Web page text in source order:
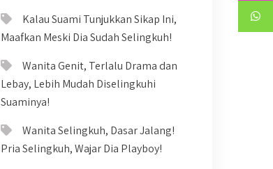
Kalau Suami Tunjukkan Sikap Ini,
Maafkan Meski Dia Sudah Selingkuh!
Wanita Genit, Terlalu Drama dan
Lebay, Lebih Mudah Diselingkuhi
Suaminya!
Wanita Selingkuh, Dasar Jalang!
Pria Selingkuh, Wajar Dia Playboy!